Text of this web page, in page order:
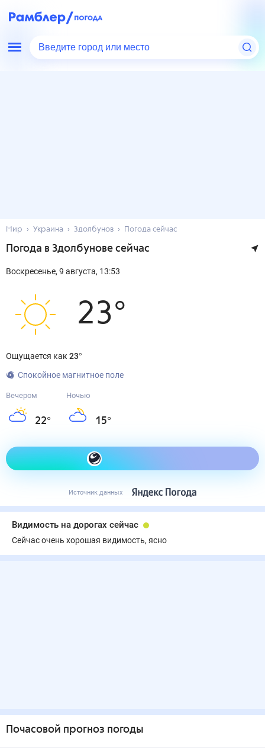
Введите город или место
Мир Украина Здолбунов Погода сейчас
Погода в Здолбунове сейчас
Воскресенье, 9 августа, 13:53
23°
Ощущается как 23°
Спокойное магнитное поле
Вечером
22°
Ночью
15°
Как одеться сегодня
Источник данных
Видимость на дорогах сейчас
Сейчас очень хорошая видимость, ясно
Почасовой прогноз погоды